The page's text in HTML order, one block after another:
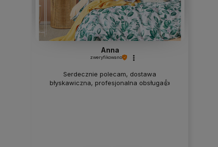
Anna
zweryfikowano
Serdecznie polecam, dostawa
błyskawiczna, profesjonalna obsługa👍️